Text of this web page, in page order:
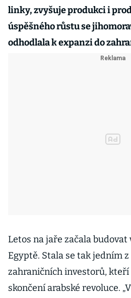
linky, zvyšuje produkci i
úspěšného růstu se
odhodlala k expanzi do
Letos na jaře začala
Egyptě. Stala se tak jedním
zahraničních investorů,
skončení arabské revoluce.